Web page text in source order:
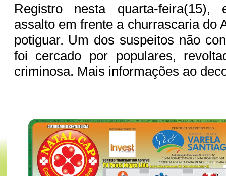
Registro nesta quarta-
assalto em frente a churrascaria do
potiguar. Um dos suspeitos não
foi cercado por populares,
criminosa. Mais informações ao